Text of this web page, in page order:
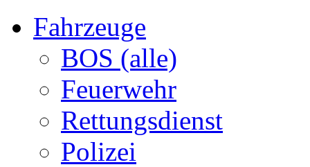
Fahrzeuge
BOS (alle)
Feuerwehr
Rettungsdienst
Polizei